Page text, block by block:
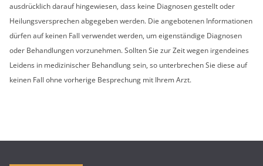
ausdrücklich darauf hingewiesen, dass keine Diagnosen gestellt oder
Heilungsversprechen abgegeben werden. Die angebotenen Informationen
dürfen auf keinen Fall verwendet werden, um eigenständige Diagnosen
oder Behandlungen vorzunehmen. Sollten Sie zur Zeit wegen irgendeines
Leidens in medizinischer Behandlung sein, so unterbrechen Sie diese auf
keinen Fall ohne vorherige Besprechung mit Ihrem Arzt.